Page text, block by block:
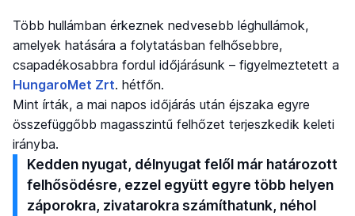
Több hullámban érkeznek nedvesebb léghullámok,
amelyek hatására a folytatásban felhősebbre,
csapadékosabbra fordul időjárásunk – figyelmeztetett a
HungaroMet Zrt. hétfőn.
Mint írták, a mai napos időjárás után éjszaka egyre
összefüggőbb magasszintű felhőzet terjeszkedik keleti
irányba.
Kedden nyugat, délnyugat felől már határozott
felhősödésre, ezzel együtt egyre több helyen
záporokra, zivatarokra számíthatunk, néhol